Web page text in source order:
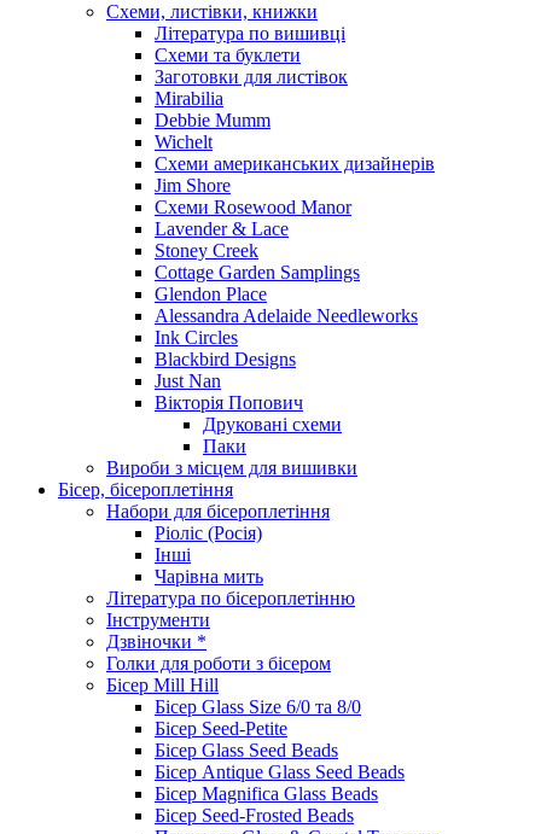
Схеми, листівки, книжки
Література по вишивці
Схеми та буклети
Заготовки для листівок
Mirabilia
Debbie Mumm
Wichelt
Схеми американських дизайнерів
Jim Shore
Cхеми Rosewood Manor
Lavender & Lace
Stoney Creek
Cottage Garden Samplings
Glendon Place
Alessandra Adelaide Needleworks
Ink Circles
Blackbird Designs
Just Nan
Вікторія Попович
Друковані схеми
Паки
Вироби з місцем для вишивки
Бісер, бісероплетіння
Набори для бісероплетіння
Ріоліс (Росія)
Інші
Чарівна мить
Література по бісероплетінню
Інструменти
Дзвіночки *
Голки для роботи з бісером
Бісер Mill Hill
Бісер Glass Size 6/0 та 8/0
Бісер Seed-Petite
Бісер Glass Seed Beads
Бісер Antique Glass Seed Beads
Бісер Magnifica Glass Beads
Бісер Seed-Frosted Beads